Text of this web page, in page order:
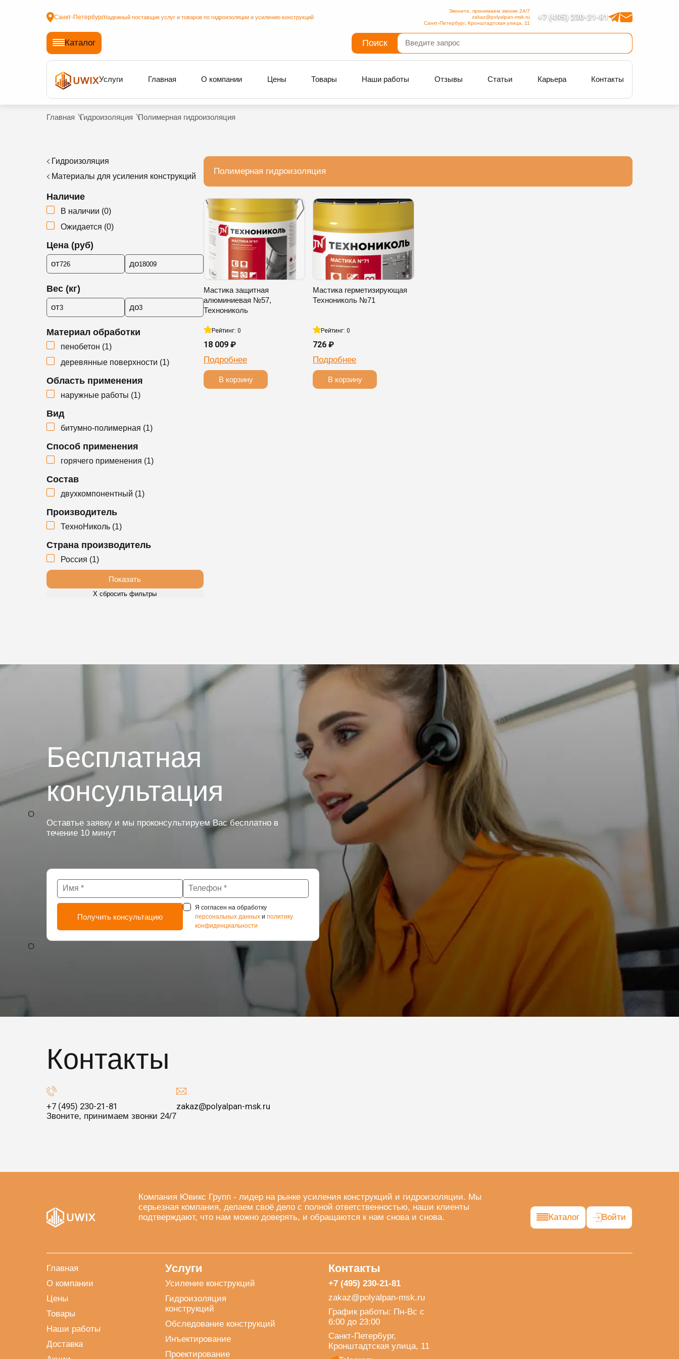
Санкт-ПетербургНадежный поставщик услуг и товаров по гидроизоляции и усилению конструкций +7 (495) 230-21-81
Звоните, принимаем звонки 24/7
zakaz@polyalpan-msk.ru
Санкт-Петербург, Кронштадтская улица, 11
Каталог Поиск
Услуги Главная О компании Цены Товары Наши работы Отзывы Статьи Карьера Контакты
Главная Гидроизоляция Полимерная гидроизоляция
Гидроизоляция
Материалы для усиления конструкций
Наличие
В наличии (0)
Ожидается (0)
Цена (руб)
от до
Вес (кг)
от до
Материал обработки
пенобетон (1)
деревянные поверхности (1)
Область применения
наружные работы (1)
Вид
битумно-полимерная (1)
Способ применения
горячего применения (1)
Состав
двухкомпонентный (1)
Производитель
ТехноНиколь (1)
Страна производитель
Россия (1)
Показать
Х сбросить фильтры
Полимерная гидроизоляция
Мастика защитная
алюминиевая №57,
Технониколь
Рейтинг: 0
18 009 ₽
Подробнее
В корзину
Мастика герметизирующая
Технониколь №71
Рейтинг: 0
726 ₽
Подробнее
В корзину
Бесплатная
консультация
Оставтье заявку и мы проконсультируем Вас бесплатно в
течение 10 минут
Я согласен на обработку
персональных данныхи политику
конфиденциальности
Контакты
+7 (495) 230-21-81
Звоните, принимаем звонки 24/7
zakaz@polyalpan-msk.ru
Компания Ювикс Групп - лидер на рынке усиления конструкций и гидроизоляции. Мы
серьезная компания, делаем своё дело с полной ответственностью, наши клиенты
подтверждают, что нам можно доверять, и обращаются к нам снова и снова.
Каталог Войти
Главная
О компании
Цены
Товары
Наши работы
Доставка
Услуги
Усиление конструкций
Гидроизоляция
конструкций
Обследование конструкций
Инъектирование
Проектирование
Контакты
+7 (495) 230-21-81
zakaz@polyalpan-msk.ru
График работы: Пн-Вс с
6:00 до 23:00
Санкт-Петербург,
Кронштадтская улица, 11